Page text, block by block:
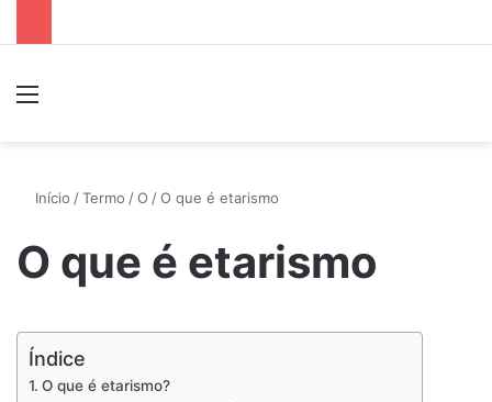
Início /Termo /O /O que é etarismo
O que é etarismo
Índice
O que é etarismo?